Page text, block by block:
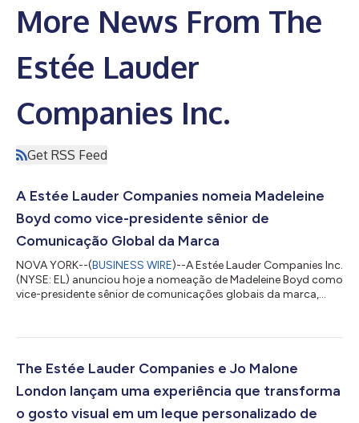
More News From The
Estée Lauder
Companies Inc.
Get RSS Feed
A Estée Lauder Companies nomeia Madeleine
Boyd como vice-presidente sênior de
Comunicação Global da Marca
NOVA YORK--(BUSINESS WIRE)--A Estée Lauder Companies Inc.
(NYSE: EL) anunciou hoje a nomeação de Madeleine Boyd como
vice-presidente sênior de comunicações globais da marca,
suas marcas com os consumidores, a Sra. Boyd estabelecerá e
integrada. Nessa função, ela garantirá que o portfólio
diversificado da empresa esteja...
The Estée Lauder Companies e Jo Malone
London lançam uma experiência que transforma
o gosto visual em um leque personalizado de